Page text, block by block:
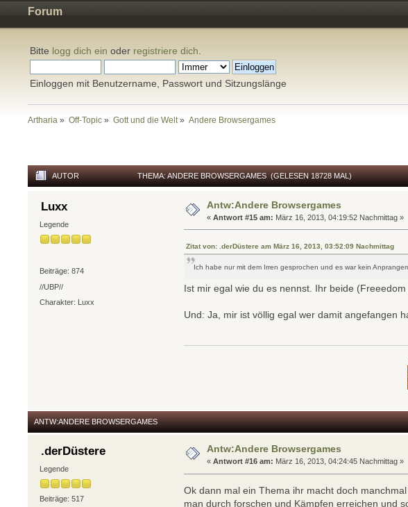
Forum
Bitte logg dich ein oder registriere dich
Einloggen mit Benutzername, Passwort und Sitzungslänge
Artharia » Off-Topic » Gott und die Welt » Andere Browsergames
AUTOR THEMA: ANDERE BROWSERGAMES (GELESEN 18728 MAL)
Luxx
Legende
Beiträge: 874
//UBP//
Charakter: Luxx
Antw:Andere Browsergames
«Antwort #15 am: März 16, 2013, 04:19:52 Nachmittag »
Zitat von: .derDüstere am März 16, 2013, 03:52:09 Nachmittag
Ich habe nur mit dem Irren gesprochen und es war kein
Ist mir egal wie du es nennst. Ihr beide
Und: Ja, mir ist völlig egal wer damit angefangen
ANTW:ANDERE BROWSERGAMES
.derDüstere
Legende
Beiträge: 517
Antw:Andere Browsergames
«Antwort #16 am: März 16, 2013, 04:24:45 Nachmittag »
Ok dann mal ein Thema ihr macht doch
man durch forschen und Kämpfen erreichen und